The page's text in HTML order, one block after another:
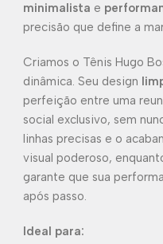
minimalista e
precisão que define a
Criamos o Tênis Hugo
dinâmica. Seu design
perfeição entre uma
social exclusivo, sem
linhas precisas e o
visual poderoso,
garante que sua
após passo.
Ideal para: